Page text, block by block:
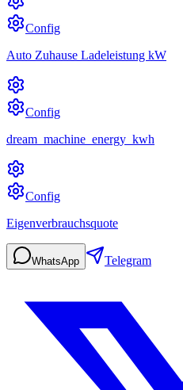
Config
Auto Zuhause Ladeleistung kW
Config
dream_machine_energy_kwh
Config
Eigenverbrauchsquote
WhatsApp Telegram